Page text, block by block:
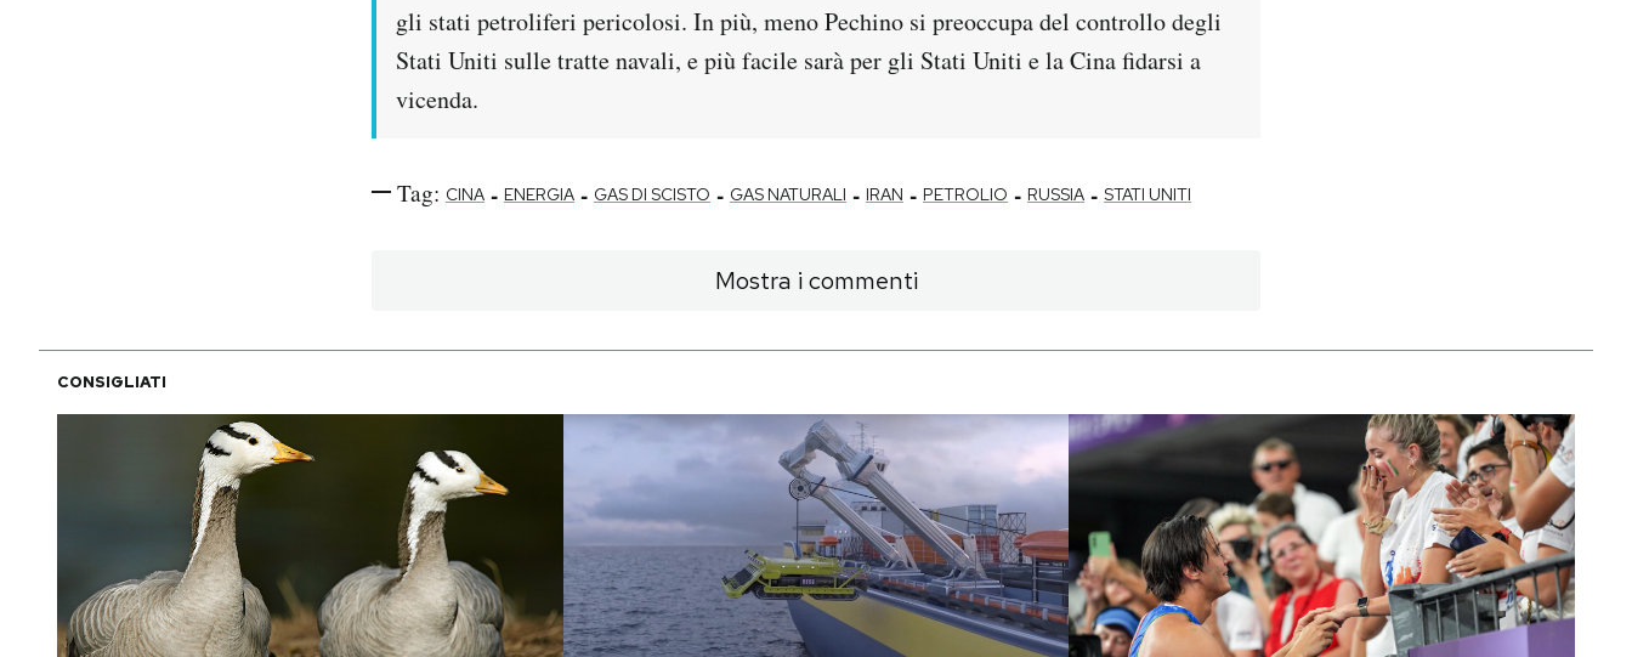
gli stati petroliferi pericolosi. In più, meno Pechino si preoccupa del controllo degli
Stati Uniti sulle tratte navali, e più facile sarà per gli Stati Uniti e la Cina fidarsi a
vicenda.
Tag: CINA - ENERGIA - GAS DI SCISTO - GAS NATURALI - IRAN - PETROLIO - RUSSIA - STATI UNITI
Mostra i commenti
CONSIGLIATI